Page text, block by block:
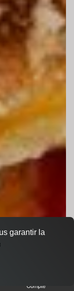
Compte
garantir la